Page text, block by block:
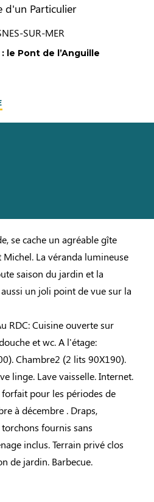
d'un Particulier
SUR-MER
le Pont de l’Anguille
se cache un agréable gîte
La véranda lumineuse
saison du jardin et la
un joli point de vue sur la
RDC: Cuisine ouverte sur
et wc. A l'étage:
Chambre2 (2 lits 90X190).
linge. Lave vaisselle. Internet.
pour les périodes de
à décembre . Draps,
fournis sans
inclus. Terrain privé clos
de jardin. Barbecue.